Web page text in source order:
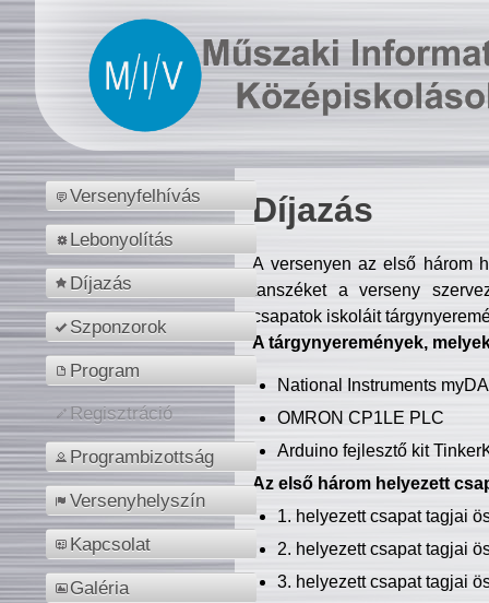
Versenyfelhívás
Lebonyolítás
Díjazás
Szponzorok
Program
Regisztráció
Programbizottság
Versenyhelyszín
Kapcsolat
Galéria
Díjazás
A versenyen az első három
tanszéket a verseny
csapatok iskoláit
A tárgynyeremények,
National Instruments
OMRON CP1LE PLC
Arduino fejlesztő kit
Az első három helyezett
1. helyezett csapat tagjai
2. helyezett csapat tagjai
3. helyezett csapat tagjai